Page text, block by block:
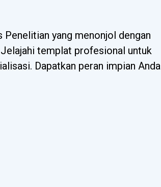
Penelitian yang menonjol dengan
templat profesional untuk
Dapatkan peran impian Anda